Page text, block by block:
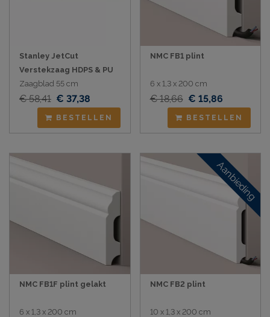
Stanley JetCut
Verstekzaag HDPS & PU
Zaagblad 55 cm
€ 58,41 € 37,38
BESTELLEN
NMC FB1 plint
6 x 1,3 x 200 cm
€ 18,66 € 15,86
BESTELLEN
NMC FB1F plint gelakt
6 x 1,3 x 200 cm
Aanbieding
NMC FB2 plint
10 x 1,3 x 200 cm